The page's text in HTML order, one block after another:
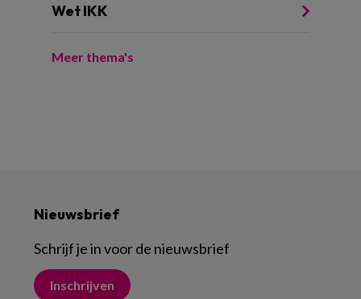
Wet IKK
Meer thema's
Nieuwsbrief
Schrijf je in voor de nieuwsbrief
Inschrijven